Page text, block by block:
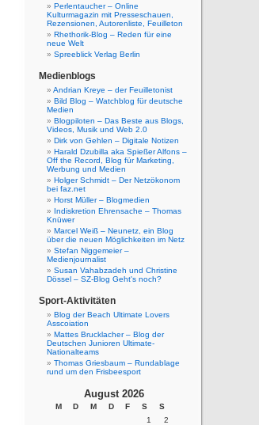
Perlentaucher – Online
Kulturmagazin mit Presseschauen,
Rezensionen, Autorenliste, Feuilleton
Rhethorik-Blog – Reden für eine
neue Welt
Spreeblick Verlag Berlin
Medienblogs
Andrian Kreye – der Feuilletonist
Bild Blog – Watchblog für deutsche
Medien
Blogpiloten – Das Beste aus Blogs,
Videos, Musik und Web 2.0
Dirk von Gehlen – Digitale Notizen
Harald Dzubilla aka Spießer Alfons –
Off the Record, Blog für Marketing,
Werbung und Medien
Holger Schmidt – Der Netzökonom
bei faz.net
Horst Müller – Blogmedien
Indiskretion Ehrensache – Thomas
Knüwer
Marcel Weiß – Neunetz, ein Blog
über die neuen Möglichkeiten im Netz
Stefan Niggemeier –
Medienjournalist
Susan Vahabzadeh und Christine
Dössel – SZ-Blog Geht's noch?
Sport-Aktivitäten
Blog der Beach Ultimate Lovers
Asscoiation
Mattes Brucklacher – Blog der
Deutschen Junioren Ultimate-
Nationalteams
Thomas Griesbaum – Rundablage
rund um den Frisbeesport
August 2026
M D M D F S S
1
2